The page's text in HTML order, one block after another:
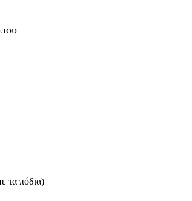
τα πόδια)